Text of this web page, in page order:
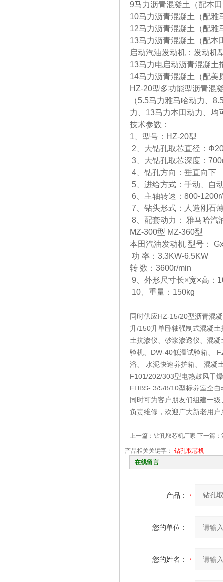
9马力沥青混凝土（配本
10马力沥青混凝土（配雅
12马力沥青混凝土（配雅
13马力沥青混凝土（配本
启动汽油发动机：发动机
13马力电启动沥青混凝土
14马力沥青混凝土（配美
HZ-20型多功能型沥青混
（5.5马力雅马哈动力、
力、13马力本田动力、均
技术参数：
1、型号：HZ-20型
2、大钻孔取芯直径：
3、大钻孔取芯深度：
4、钻孔方向：垂直向下
5、进给方式：手动、自
6、主轴转速：800-
7、钻头形式：人造刚石
8、配套动力： 雅马哈汽
MZ-300型 MZ-360型
本田汽油发动机 型号：
功 率：3.3KW-6.5KW
转 数：3600r/min
9、外形尺寸长×宽×高：
10、重量：150kg
同时供应HZ-15/20型沥青混
升/150升单卧轴强制式混凝
土抗渗仪、砂浆渗透仪、混
验机、DW-40低温试验箱、
浴、 水泥快速养护箱、 混凝
F101/202/303型电热鼓风干
FHBS- 3/5/8/10型标养室全
同时可为客户朋友们组建一
负责维修，欢迎广大新老用户
上一篇： 钻孔取芯机厂家 下一篇：
产品相关关键字： 钻孔取芯机
在线留言
产品：
您的单位：
您的姓名：